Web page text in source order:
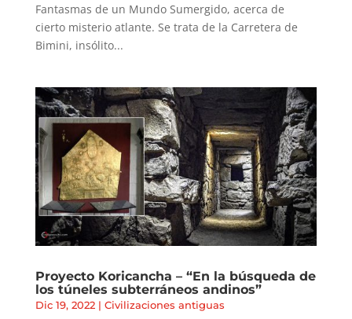
Fantasmas de un Mundo Sumergido, acerca de
cierto misterio atlante. Se trata de la Carretera de
Bimini, insólito...
Proyecto Koricancha – “En la búsqueda de
los túneles subterráneos andinos”
Dic 19, 2022| Civilizaciones antiguas